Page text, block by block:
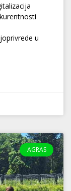
u
AGRAS